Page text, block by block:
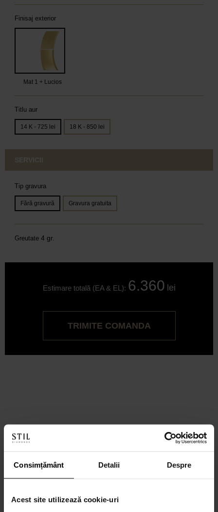
Consimțământ Detalii Despre
Acest site utilizează cookie-uri
Finisaj exterior
Mat 1 + Lucios
Titlu aur
14 K - 725 lei 18 K - 850 lei
SERVICII
Tip gravura
Fără gravură Gravura gratuita
Greutate 4 gr.
Estimare totală (EA & EL): 6.360 lei
TRIMITE COMANDA